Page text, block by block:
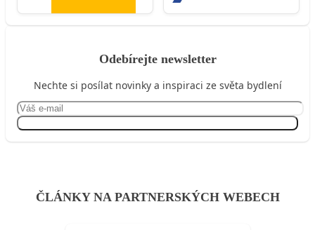
Odebírejte newsletter
Nechte si posílat novinky a inspiraci ze světa bydlení
ČLÁNKY NA PARTNERSKÝCH WEBECH